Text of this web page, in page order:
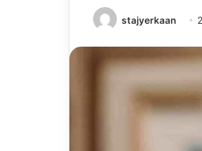
stajyerkaan